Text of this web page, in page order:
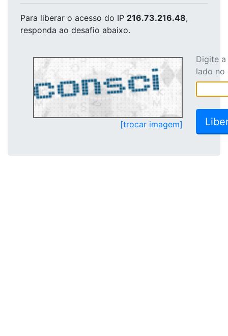
Para liberar o acesso do IP 216.73.216.48,
responda ao desafio abaixo.
[trocar imagem]
Digite
lado no